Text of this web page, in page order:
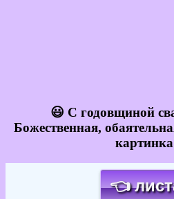
😃 С годовщиной
Божественная,
👈